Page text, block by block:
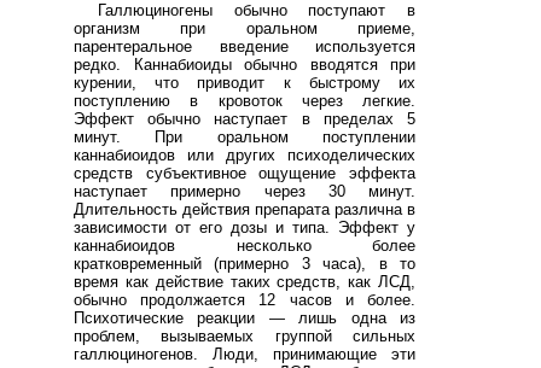
Галлюциногены обычно поступают в
организм при оральном приеме,
парентеральное введение используется
редко. Каннабиоиды обычно вводятся при
курении, что приводит к быстрому их
поступлению в кровоток через легкие.
Эффект обычно наступает в пределах 5
минут. При оральном поступлении
каннабиоидов или других психоделических
средств субъективное ощущение эффекта
наступает примерно через 30 минут.
Длительность действия препарата различна в
зависимости от его дозы и типа. Эффект у
каннабиоидов несколько более
кратковременный (примерно 3 часа), в то
время как действие таких средств, как ЛСД,
обычно продолжается 12 часов и более.
Психотические реакции — лишь одна из
проблем, вызываемых группой сильных
галлюциногенов. Люди, принимающие эти